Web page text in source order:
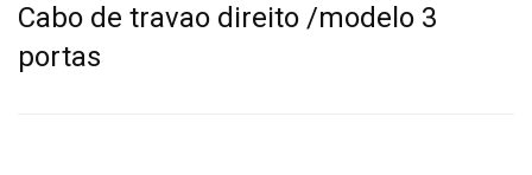
Cabo de travao direito /modelo 3
portas